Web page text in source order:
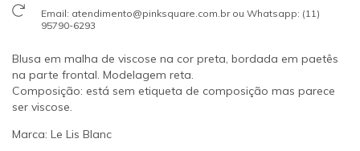
Email: atendimento@pinksquare.com.brou Whatsapp: (11)
95790-6293
Blusa em malha de viscose na cor preta, bordada em paetês
na parte frontal. Modelagem reta.
Composição: está sem etiqueta de composição mas parece
ser viscose.
Marca: Le Lis Blanc